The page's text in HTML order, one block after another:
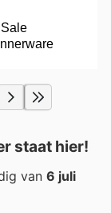
staat hier!
van 6 juli